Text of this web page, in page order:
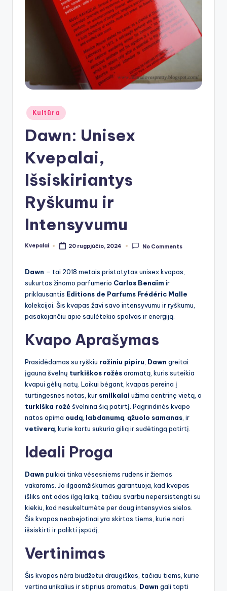
Posted
in
Kultūra
Dawn: Unisex
Kvepalai,
Išsiskiriantys
Ryškumu ir
Intensyvumu
Posted
Kvepalai 20 rugpjūčio, 2024 No Comments
Dawn – tai 2018 metais pristatytas unisex kvapas,
sukurtas žinomo parfumerio Carlos Benaïm ir
priklausantis Editions de Parfums Frédéric Malle
kolekcijai. Šis kvapas žavi savo intensyvumu ir ryškumu,
pasakojančiu apie saulėtekio spalvas ir energiją.
Kvapo Aprašymas
Prasidėdamas su ryškiu rožiniu pipiru Dawn greitai
įgauna švelnų turkiškos rožėsaromatą, kuris suteikia
kvapui gėlių natų. Laikui bėgant, kvapas pereina į
turtingesnes notas, kur smilkalai užima centrinę vietą, o
turkiška rožėšvelnina šią patirtį. Pagrindinės kvapo
natos apima oudą labdanumą ąžuolo samanas , ir
vetiverą , kurie kartu sukuria gilią ir sudėtingą patirtį.
Ideali Proga
Dawn puikiai tinka vėsesniems rudens ir žiemos
vakarams. Jo ilgaamžiškumas garantuoja, kad kvapas
išliks ant odos ilgą laiką, tačiau svarbu nepersistengti su
kiekiu, kad nesukeltumėte per daug intensyvios sielos.
Šis kvapas neabejotinai yra skirtas tiems, kurie nori
išsiskirti ir palikti įspūdį.
Vertinimas
Šis kvapas nėra biudžetui draugiškas, tačiau tiems, kurie
vertina unikalius ir stiprius aromatus, Dawn gali tapti